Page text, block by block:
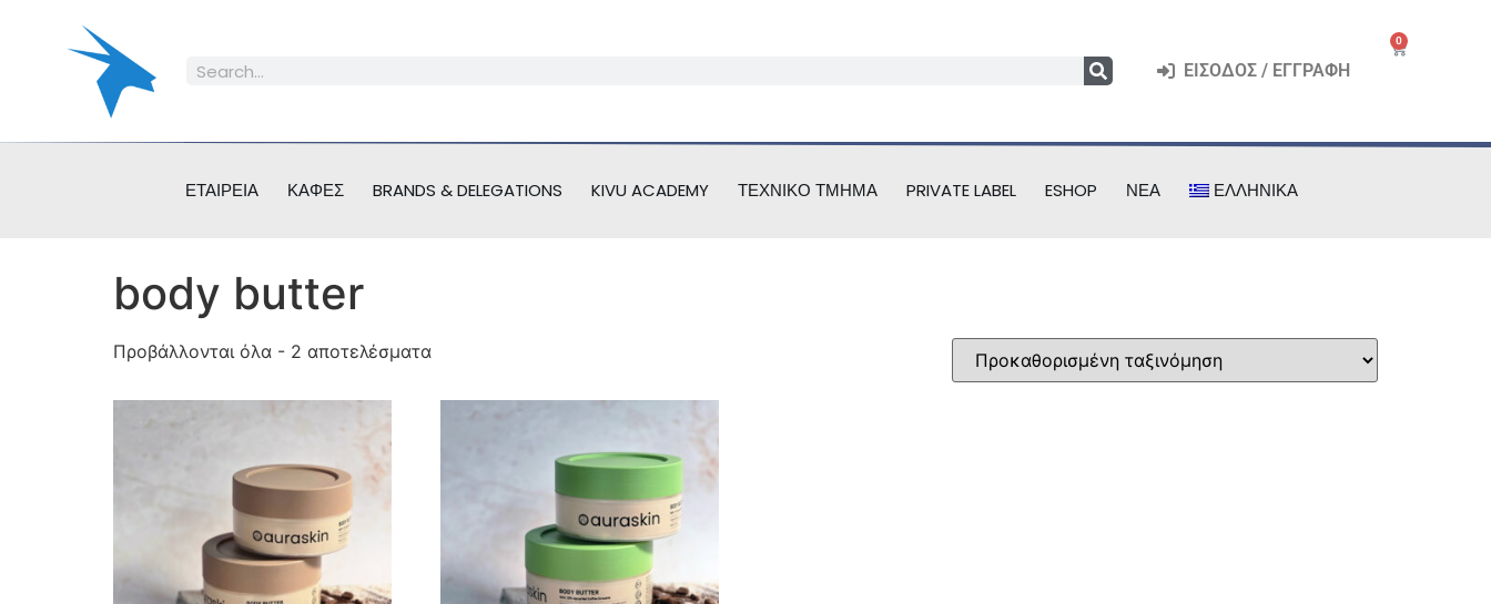
ΕΊΣΟΔΟΣ / ΕΓΓΡΑΦΉ
0
ΕΤΑΙΡΕΊΑ ΚΑΦΈΣ BRANDS & DELEGATIONS KIVU ACADEMY ΤΕΧΝΙΚΌ ΤΜΉΜΑ PRIVATE LABEL ESHOP ΝΈΑ ΕΛΛΗΝΙΚΆ
body butter
Προβάλλονται όλα - 2 αποτελέσματα